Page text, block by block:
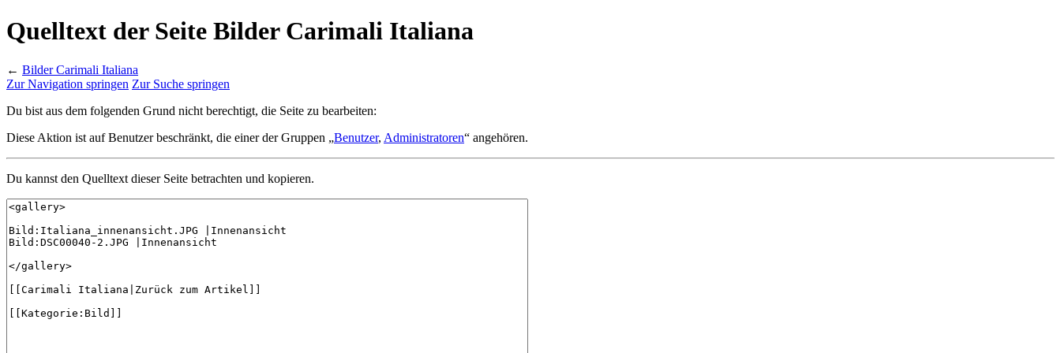
Quelltext der Seite Bilder Carimali Italiana
← Bilder Carimali Italiana
Zur Navigation springen Zur Suche springen
Du bist aus dem folgenden Grund nicht berechtigt, die Seite zu bearbeiten:
Diese Aktion ist auf Benutzer beschränkt, die einer der Gruppen „Benutzer, Administratoren“ angehören.
Du kannst den Quelltext dieser Seite betrachten und kopieren.